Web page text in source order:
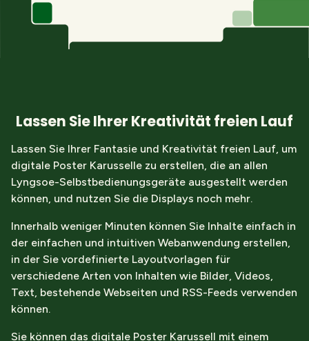
Lassen Sie Ihrer Kreativität freien Lauf
Lassen Sie Ihrer Fantasie und Kreativität freien Lauf, um
digitale Poster Karusselle zu erstellen, die an allen
Lyngsoe-Selbstbedienungsgeräte ausgestellt werden
können, und nutzen Sie die Displays noch mehr.
Innerhalb weniger Minuten können Sie Inhalte einfach in
der einfachen und intuitiven Webanwendung erstellen,
in der Sie vordefinierte Layoutvorlagen für
verschiedene Arten von Inhalten wie Bilder, Videos,
Text, bestehende Webseiten und RSS-Feeds verwenden
können.
Sie können das digitale Poster Karussell mit einem